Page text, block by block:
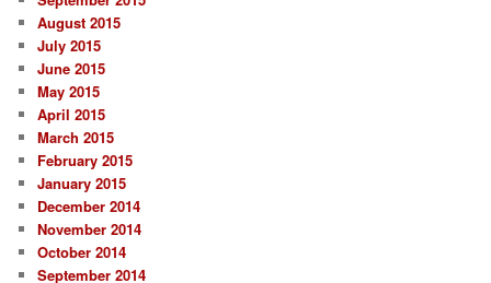
August 2015
July 2015
June 2015
May 2015
April 2015
March 2015
February 2015
January 2015
December 2014
November 2014
October 2014
September 2014